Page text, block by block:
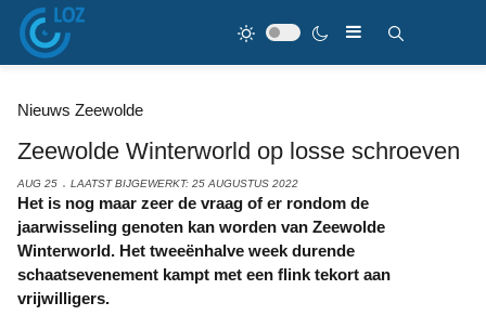
Nieuws Zeewolde
Zeewolde Winterworld op losse schroeven
AUG 25 LAATST BIJGEWERKT: 25 AUGUSTUS 2022
Het is nog maar zeer de vraag of er rondom de
jaarwisseling genoten kan worden van Zeewolde
Winterworld. Het tweeënhalve week durende
schaatsevenement kampt met een flink tekort aan
vrijwilligers.